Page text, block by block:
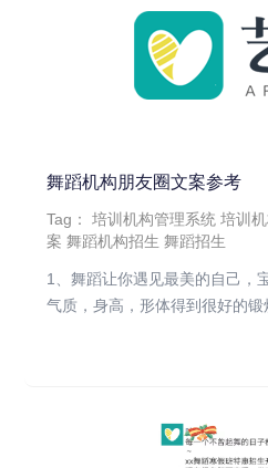
舞蹈机构朋友圈文案参考
Tag：培训机构管理系统 培训
案 舞蹈机构招生 舞蹈招生
1、舞蹈让你遇见最美的自己，
气质，身高，形体得到很好的锻